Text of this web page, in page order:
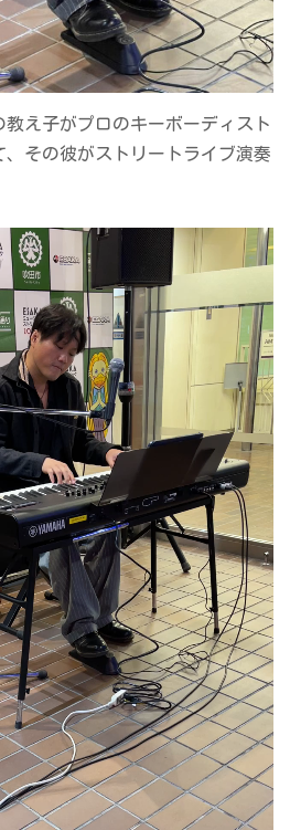
え子がプロのキーボーディスト
、その彼がストリートライブ演奏